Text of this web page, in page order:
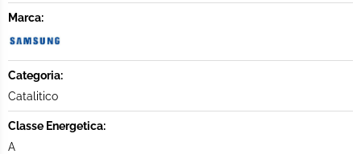
Marca:
Categoria:
Catalitico
Classe Energetica:
A